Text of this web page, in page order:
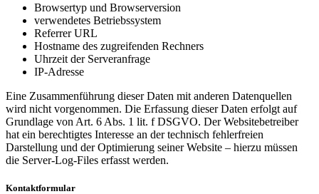
Browsertyp und Browserversion
verwendetes Betriebssystem
Referrer URL
Hostname des zugreifenden Rechners
Uhrzeit der Serveranfrage
IP-Adresse
Eine Zusammenführung dieser Daten mit anderen Datenquellen
wird nicht vorgenommen. Die Erfassung dieser Daten erfolgt auf
Grundlage von Art. 6 Abs. 1 lit. f DSGVO. Der Websitebetreiber
hat ein berechtigtes Interesse an der technisch fehlerfreien
Darstellung und der Optimierung seiner Website – hierzu müssen
die Server-Log-Files erfasst werden.
Kontaktformular